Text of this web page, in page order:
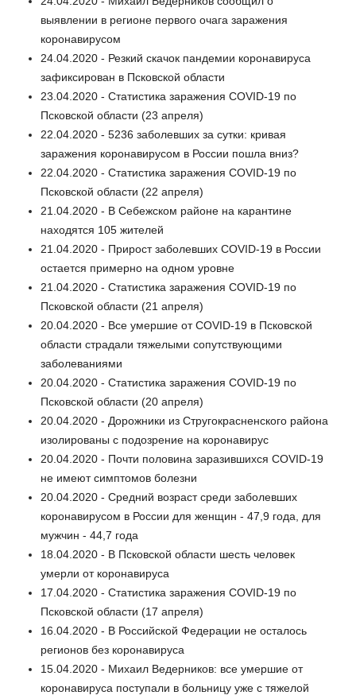
выявлении в регионе первого очага заражения
коронавирусом
24.04.2020 - Резкий скачок пандемии коронавируса
зафиксирован в Псковской области
23.04.2020 - Статистика заражения COVID-19 по
Псковской области (23 апреля)
22.04.2020 - 5236 заболевших за сутки: кривая
заражения коронавирусом в России пошла вниз?
22.04.2020 - Статистика заражения COVID-19 по
Псковской области (22 апреля)
21.04.2020 - В Себежском районе на карантине
находятся 105 жителей
21.04.2020 - Прирост заболевших COVID-19 в России
остается примерно на одном уровне
21.04.2020 - Статистика заражения COVID-19 по
Псковской области (21 апреля)
20.04.2020 - Все умершие от COVID-19 в Псковской
области страдали тяжелыми сопутствующими
заболеваниями
20.04.2020 - Статистика заражения COVID-19 по
Псковской области (20 апреля)
20.04.2020 - Дорожники из Стругокрасненского района
изолированы с подозрение на коронавирус
20.04.2020 - Почти половина заразившихся COVID-19
не имеют симптомов болезни
20.04.2020 - Средний возраст среди заболевших
коронавирусом в России для женщин - 47,9 года, для
мужчин - 44,7 года
18.04.2020 - В Псковской области шесть человек
умерли от коронавируса
17.04.2020 - Статистика заражения COVID-19 по
Псковской области (17 апреля)
16.04.2020 - В Российской Федерации не осталось
регионов без коронавируса
15.04.2020 - Михаил Ведерников: все умершие от
коронавируса поступали в больницу уже с тяжелой